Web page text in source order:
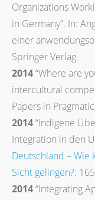
Organizations
in Germany”. In:
einer
Springer Verlag.
2014“Where are
intercultural
Papers in
2014“Indigene
Integration in den
Deutschland – Wie
Sicht gelingen?.
2014“Integrating